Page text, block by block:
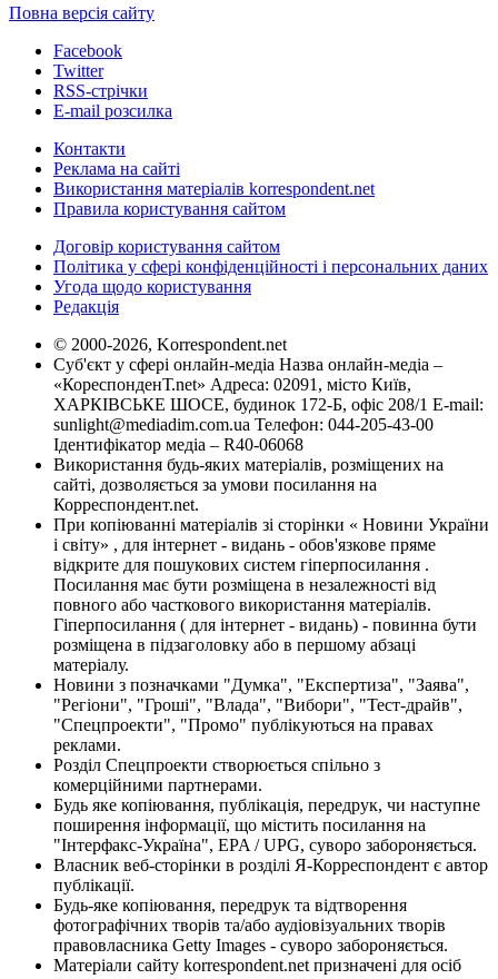
Повна версія сайту
Facebook
Twitter
RSS-стрічки
E-mail розсилка
Контакти
Реклама на сайті
Використання матеріалів korrespondent.net
Правила користування сайтом
Договір користування сайтом
Політика у сфері конфіденційності і персональних даних
Угода щодо користування
Редакція
© 2000-2026, Korrespondent.net
Суб'єкт у сфері онлайн-медіа Назва онлайн-медіа –
«КореспонденТ.net» Адреса: 02091, місто Київ,
ХАРКІВСЬКЕ ШОСЕ, будинок 172-Б, офіс 208/1 E-mail:
sunlight@mediadim.com.ua Телефон: 044-205-43-00
Ідентифікатор медіа – R40-06068
Використання будь-яких матеріалів, розміщених на
сайті, дозволяється за умови посилання на
Корреспондент.net.
При копіюванні матеріалів зі сторінки « Новини України
і світу» , для інтернет - видань - обов'язкове пряме
відкрите для пошукових систем гіперпосилання .
Посилання має бути розміщена в незалежності від
повного або часткового використання матеріалів.
Гіперпосилання ( для інтернет - видань) - повинна бути
розміщена в підзаголовку або в першому абзаці
матеріалу.
Новини з позначками "Думка", "Експертиза", "Заява",
"Регіони", "Гроші", "Влада", "Вибори", "Тест-драйв",
"Спецпроекти", "Промо" публікуються на правах
реклами.
Розділ Спецпроекти створюється спільно з
комерційними партнерами.
Будь яке копіювання, публікація, передрук, чи наступне
поширення інформації, що містить посилання на
"Інтерфакс-Україна", EPA / UPG, суворо забороняється.
Власник веб-сторінки в розділі Я-Корреспондент є автор
публікації.
Будь-яке копіювання, передрук та відтворення
фотографічних творів та/або аудіовізуальних творів
правовласника Getty Images - суворо забороняється.
Матеріали сайту korrespondent.net призначені для осіб